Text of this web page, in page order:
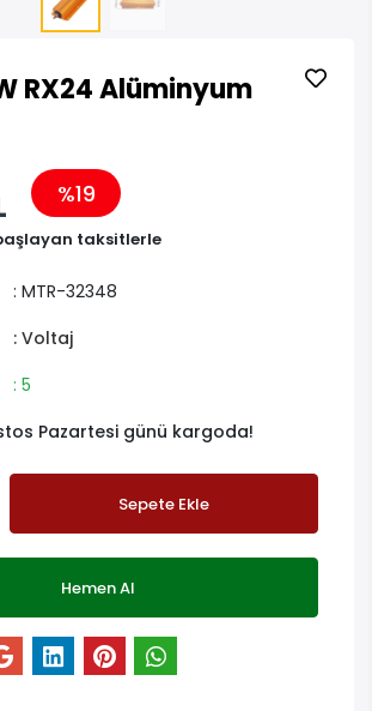
RX24 Alüminyum
%19
taksitlerle
: MTR-32348
: Voltaj
: 5
Pazartesi günü kargoda!
Sepete Ekle
Hemen Al